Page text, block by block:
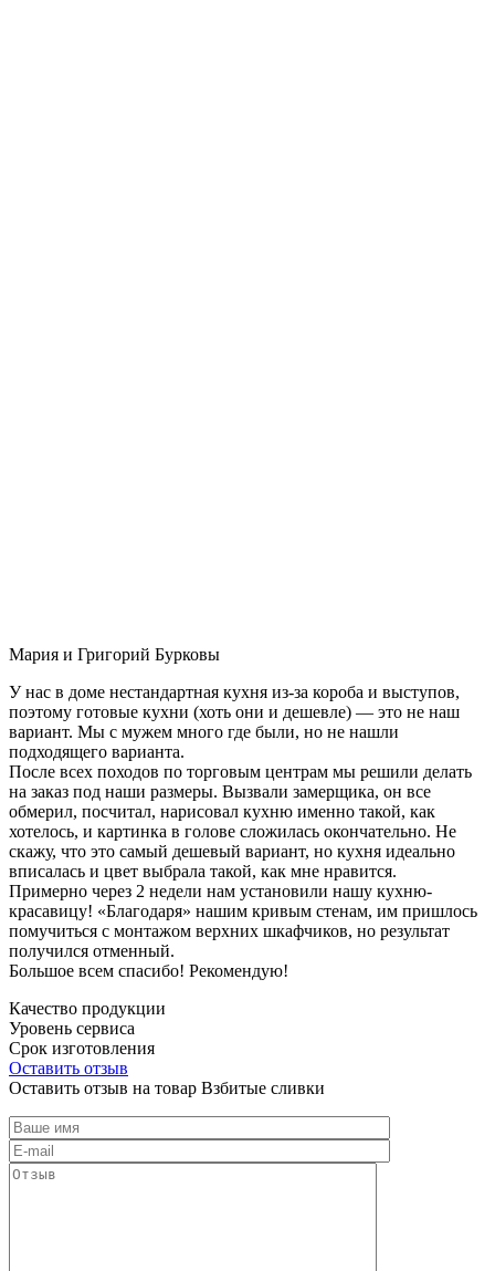
Мария и Григорий Бурковы
У нас в доме нестандартная кухня из-за короба и выступов,
поэтому готовые кухни (хоть они и дешевле) — это не наш
вариант. Мы с мужем много где были, но не нашли
подходящего варианта.
После всех походов по торговым центрам мы решили делать
на заказ под наши размеры. Вызвали замерщика, он все
обмерил, посчитал, нарисовал кухню именно такой, как
хотелось, и картинка в голове сложилась окончательно. Не
скажу, что это самый дешевый вариант, но кухня идеально
вписалась и цвет выбрала такой, как мне нравится.
Примерно через 2 недели нам установили нашу кухню-
красавицу! «Благодаря» нашим кривым стенам, им пришлось
помучиться с монтажом верхних шкафчиков, но результат
получился отменный.
Большое всем спасибо! Рекомендую!
Качество продукции
Уровень сервиса
Срок изготовления
Оставить отзыв
Оставить отзыв на товар Взбитые сливки